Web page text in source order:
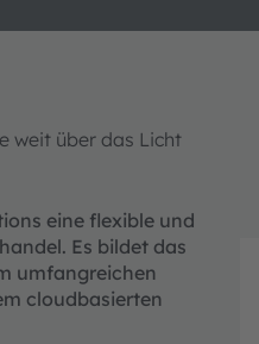
weit über das Licht
eine flexible und
Es bildet das
umfangreichen
cloudbasierten